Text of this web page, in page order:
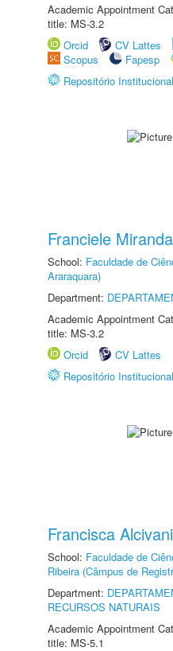
Academic Appointment
title: MS-3.2
Orcid
CV Lattes
Scopus
Fapesp
Repositório
Franciele
School: Faculdade de
Araraquara)
Department:
Academic Appointment
title: MS-3.2
Orcid
CV Lattes
Repositório
Francisca
School: Faculdade de
Ribeira (Câmpus de
Department:
RECURSOS NATURAIS
Academic Appointment
title: MS-5.1